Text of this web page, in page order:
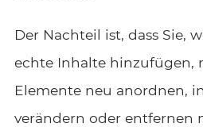
Der Nachteil ist, dass Sie,
echte Inhalte hinzufügen,
Elemente neu anordnen,
verändern oder entfernen